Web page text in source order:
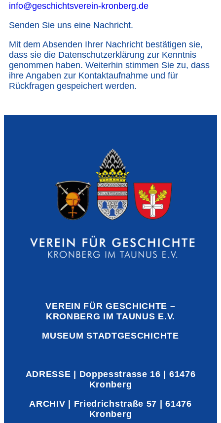
info@geschichtsverein-kronberg.de
Senden Sie uns eine Nachricht.
Mit dem Absenden Ihrer Nachricht bestätigen sie,
dass sie die Datenschutzerklärung zur Kenntnis
genommen haben. Weiterhin stimmen Sie zu, dass
ihre Angaben zur Kontaktaufnahme und für
Rückfragen gespeichert werden.
VEREIN FÜR GESCHICHTE –
KRONBERG IM TAUNUS E.V.
MUSEUM STADTGESCHICHTE
ADRESSE | Doppesstrasse 16 | 61476
Kronberg
ARCHIV | Friedrichstraße 57 | 61476
Kronberg